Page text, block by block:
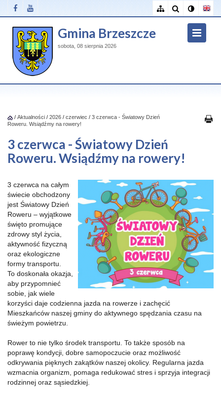
Gmina Brzeszcze
sobota, 08 sierpnia 2026
/ Aktualności / 2026 / czerwiec / 3 czerwca - Światowy Dzień
Roweru. Wsiądźmy na rowery!
3 czerwca - Światowy Dzień
Roweru. Wsiądźmy na rowery!
3 czerwca na całym
świecie obchodzony
jest Światowy Dzień
Roweru – wyjątkowe
święto promujące
zdrowy styl życia,
aktywność fizyczną
oraz ekologiczne
formy transportu.
To doskonała okazja,
aby przypomnieć
sobie, jak wiele
korzyści daje codzienna jazda na rowerze i zachęcić
Mieszkańców naszej gminy do aktywnego spędzania czasu na
świeżym powietrzu.
Rower to nie tylko środek transportu. To także sposób na
poprawę kondycji, dobre samopoczucie oraz możliwość
odkrywania pięknych zakątków naszej okolicy. Regularna jazda
wzmacnia organizm, pomaga redukować stres i sprzyja integracji
rodzinnej oraz sąsiedzkiej.